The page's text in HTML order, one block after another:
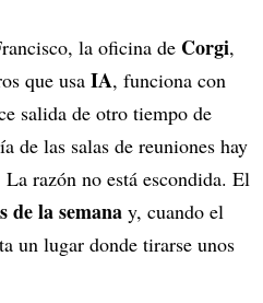
la oficina de Corgi,
que usa IA, funciona con
salida de otro tiempo de
de las salas de reuniones hay
razón no está escondida. El
de la semana y, cuando el
un lugar donde tirarse unos